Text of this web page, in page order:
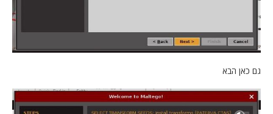
גם כאן הבא